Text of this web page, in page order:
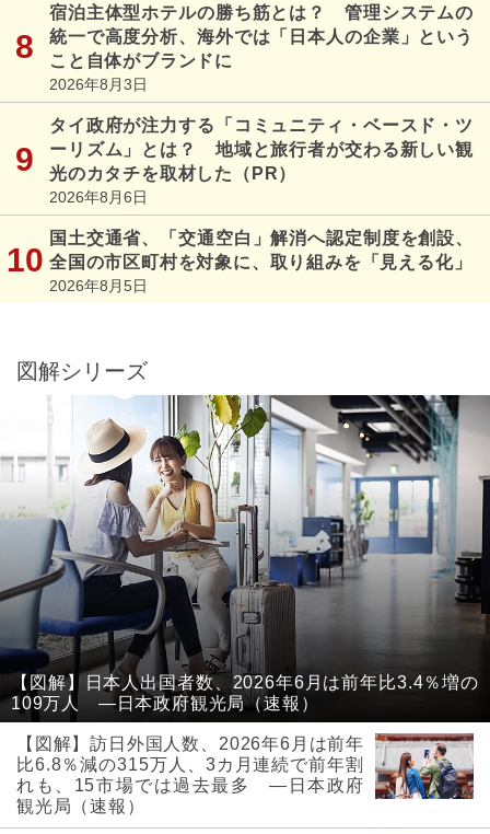
宿泊主体型ホテルの勝ち筋とは？ 管理システムの
統一で高度分析、海外では「日本人の企業」という
こと自体がブランドに
2026年8月3日
タイ政府が注力する「コミュニティ・ベースド・ツ
ーリズム」とは？ 地域と旅行者が交わる新しい観
光のカタチを取材した（PR）
2026年8月6日
国土交通省、「交通空白」解消へ認定制度を創設、
全国の市区町村を対象に、取り組みを「見える化」
2026年8月5日
図解シリーズ
【図解】日本人出国者数、2026年6月は前年比3.4％増の
109万人 ―日本政府観光局（速報）
【図解】訪日外国人数、2026年6月は前年
比6.8％減の315万人、3カ月連続で前年割
れも、15市場では過去最多 ―日本政府
観光局（速報）